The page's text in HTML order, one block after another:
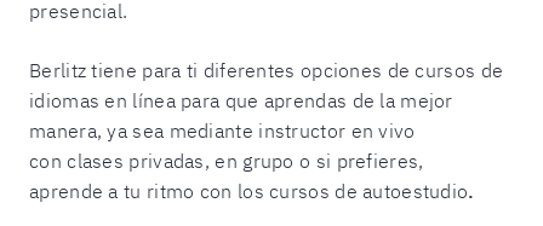
presencial.
Berlitz tiene para ti diferentes opciones de cursos de
idiomas en línea para que aprendas de la mejor
manera, ya sea mediante instructor en vivo
con clases privadas, en grupo o si prefieres,
aprende a tu ritmo con los cursos de autoestudio.